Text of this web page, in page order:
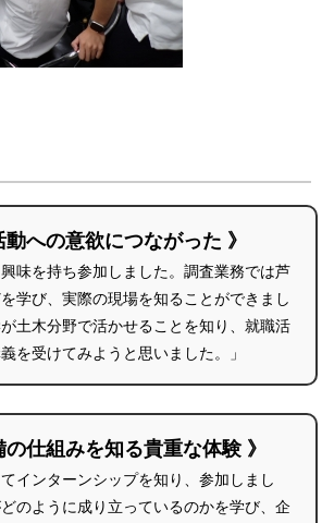
動への意欲につながった 》
興味を持ち参加しました。調査業務では芦
学び、実際の現場を知ることができまし
土木分野で活かせることを知り、就職活
を受けてみようと思いました。」
の仕組みを知る貴重な体験 》
てインターンシップを知り、参加しまし
のように成り立っているのかを学び、企